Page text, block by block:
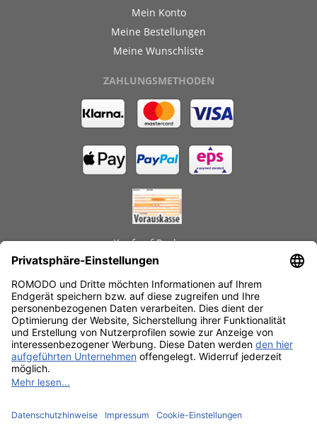
Mein Konto
Meine Bestellungen
Meine Wunschliste
ZAHLUNGSMETHODEN
Kauf auf Rechnung
Schnelle Lieferzeiten
Käuferschutz
Datenschutz
SSL-Verschlüsselung